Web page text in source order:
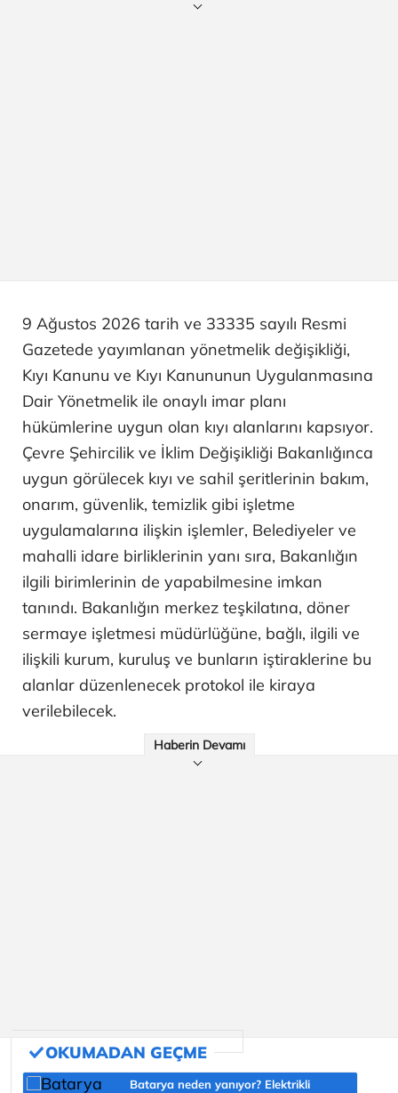
9 Ağustos 2026 tarih ve 33335 sayılı Resmi
Gazetede yayımlanan yönetmelik değişikliği,
Kıyı Kanunu ve Kıyı Kanununun Uygulanmasına
Dair Yönetmelik ile onaylı imar planı
hükümlerine uygun olan kıyı alanlarını kapsıyor.
Çevre Şehircilik ve İklim Değişikliği Bakanlığınca
uygun görülecek kıyı ve sahil şeritlerinin bakım,
onarım, güvenlik, temizlik gibi işletme
uygulamalarına ilişkin işlemler, Belediyeler ve
mahalli idare birliklerinin yanı sıra, Bakanlığın
ilgili birimlerinin de yapabilmesine imkan
tanındı. Bakanlığın merkez teşkilatına, döner
sermaye işletmesi müdürlüğüne, bağlı, ilgili ve
ilişkili kurum, kuruluş ve bunların iştiraklerine bu
alanlar düzenlenecek protokol ile kiraya
verilebilecek.
Haberin Devamı
Batarya neden yanıyor? Elektrikli